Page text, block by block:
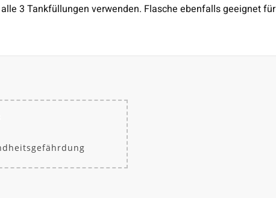
3 Tankfüllungen verwenden. Flasche ebenfalls geeignet für